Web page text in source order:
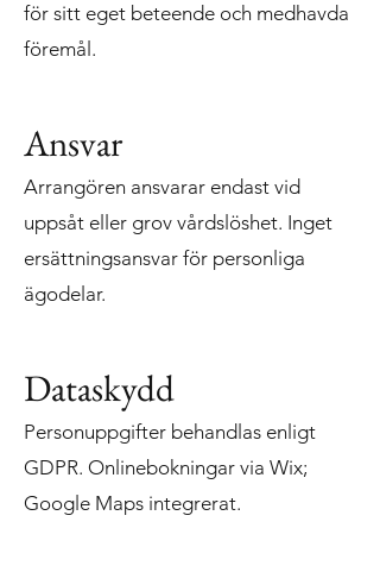
för sitt eget beteende och medhavda
föremål.
Ansvar
Arrangören ansvarar endast vid
uppsåt eller grov vårdslöshet. Inget
ersättningsansvar för personliga
ägodelar.
Dataskydd
Personuppgifter behandlas enligt
GDPR. Onlinebokningar via Wix;
Google Maps integrerat.